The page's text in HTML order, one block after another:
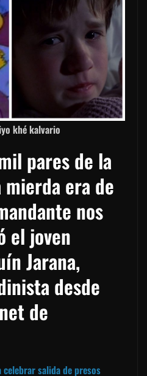
khé kalvario
pares de la
era de
nos
el joven
Jarana,
desde
de
celebrar salida de presos